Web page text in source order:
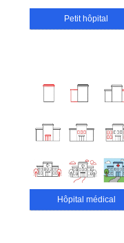
Petit hôpital
Hôpital médical